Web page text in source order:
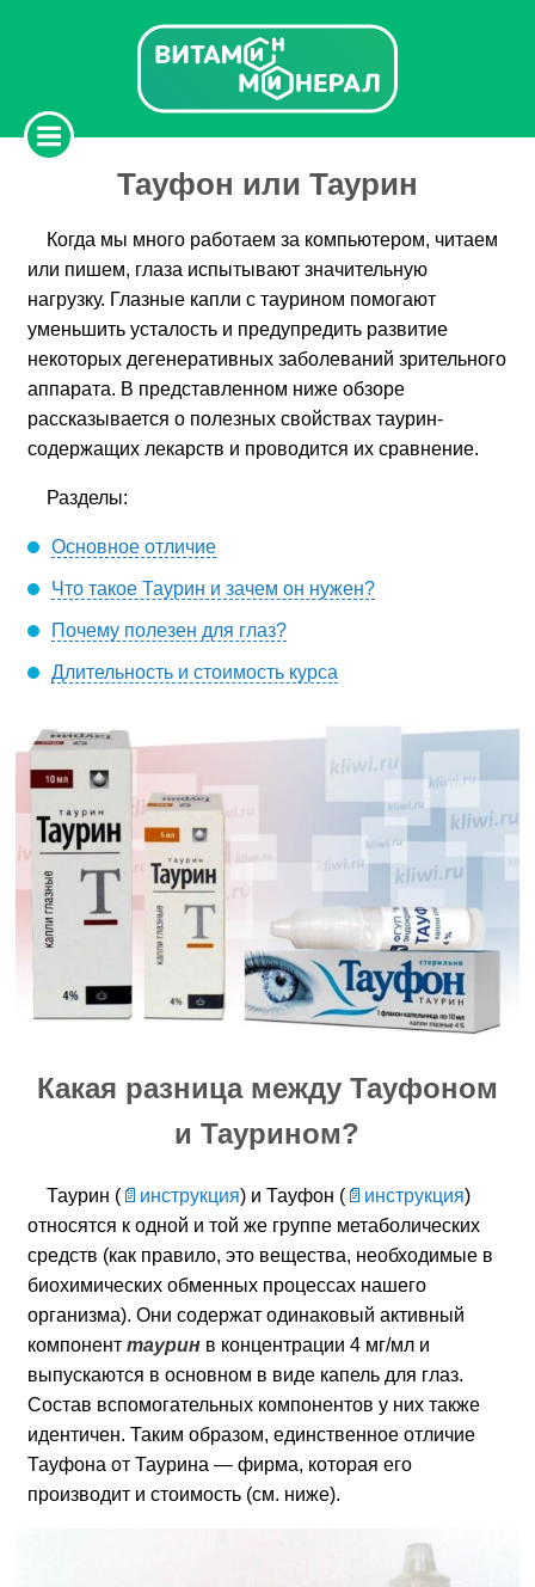
Тауфон или Таурин
Когда мы много работаем за компьютером, читаем
или пишем, глаза испытывают значительную
нагрузку. Глазные капли с таурином помогают
уменьшить усталость и предупредить развитие
некоторых дегенеративных заболеваний зрительного
аппарата. В представленном ниже обзоре
рассказывается о полезных свойствах таурин-
содержащих лекарств и проводится их сравнение.
Разделы:
Основное отличие
Что такое Таурин и зачем он нужен?
Почему полезен для глаз?
Длительность и стоимость курса
Какая разница между Тауфоном
и Таурином?
Таурин ( инструкция) и Тауфон ( инструкция)
относятся к одной и той же группе метаболических
средств (как правило, это вещества, необходимые в
биохимических обменных процессах нашего
организма). Они содержат одинаковый активный
компоненттаурин в концентрации 4 мг/мл и
выпускаются в основном в виде капель для глаз.
Состав вспомогательных компонентов у них также
идентичен. Таким образом, единственное отличие
Тауфона от Таурина — фирма, которая его
производит и стоимость (см. ниже).